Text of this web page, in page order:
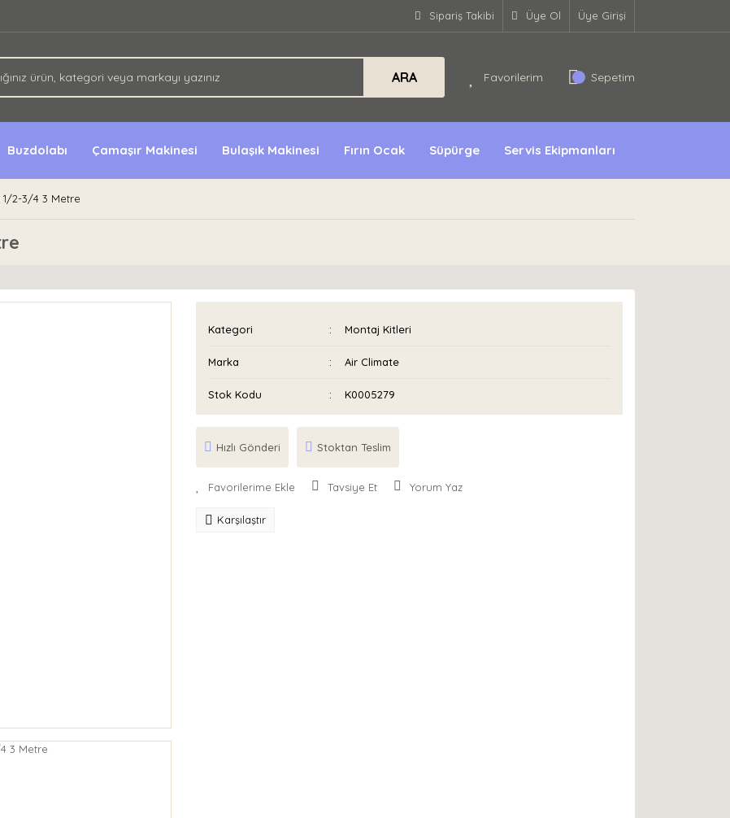
Sipariş Takibi Üye Ol Üye Girişi
ARA Favorilerim Sepetim
Buzdolabı Çamaşır Makinesi Bulaşık Makinesi Fırın Ocak Süpürge Servis Ekipmanları
2-3/4 3 Metre
Kategori Montaj Kitleri
Marka Air Climate
Stok Kodu K0005279
Hızlı Gönderi Stoktan Teslim
Tavsiye Et Yorum Yaz
Karşılaştır